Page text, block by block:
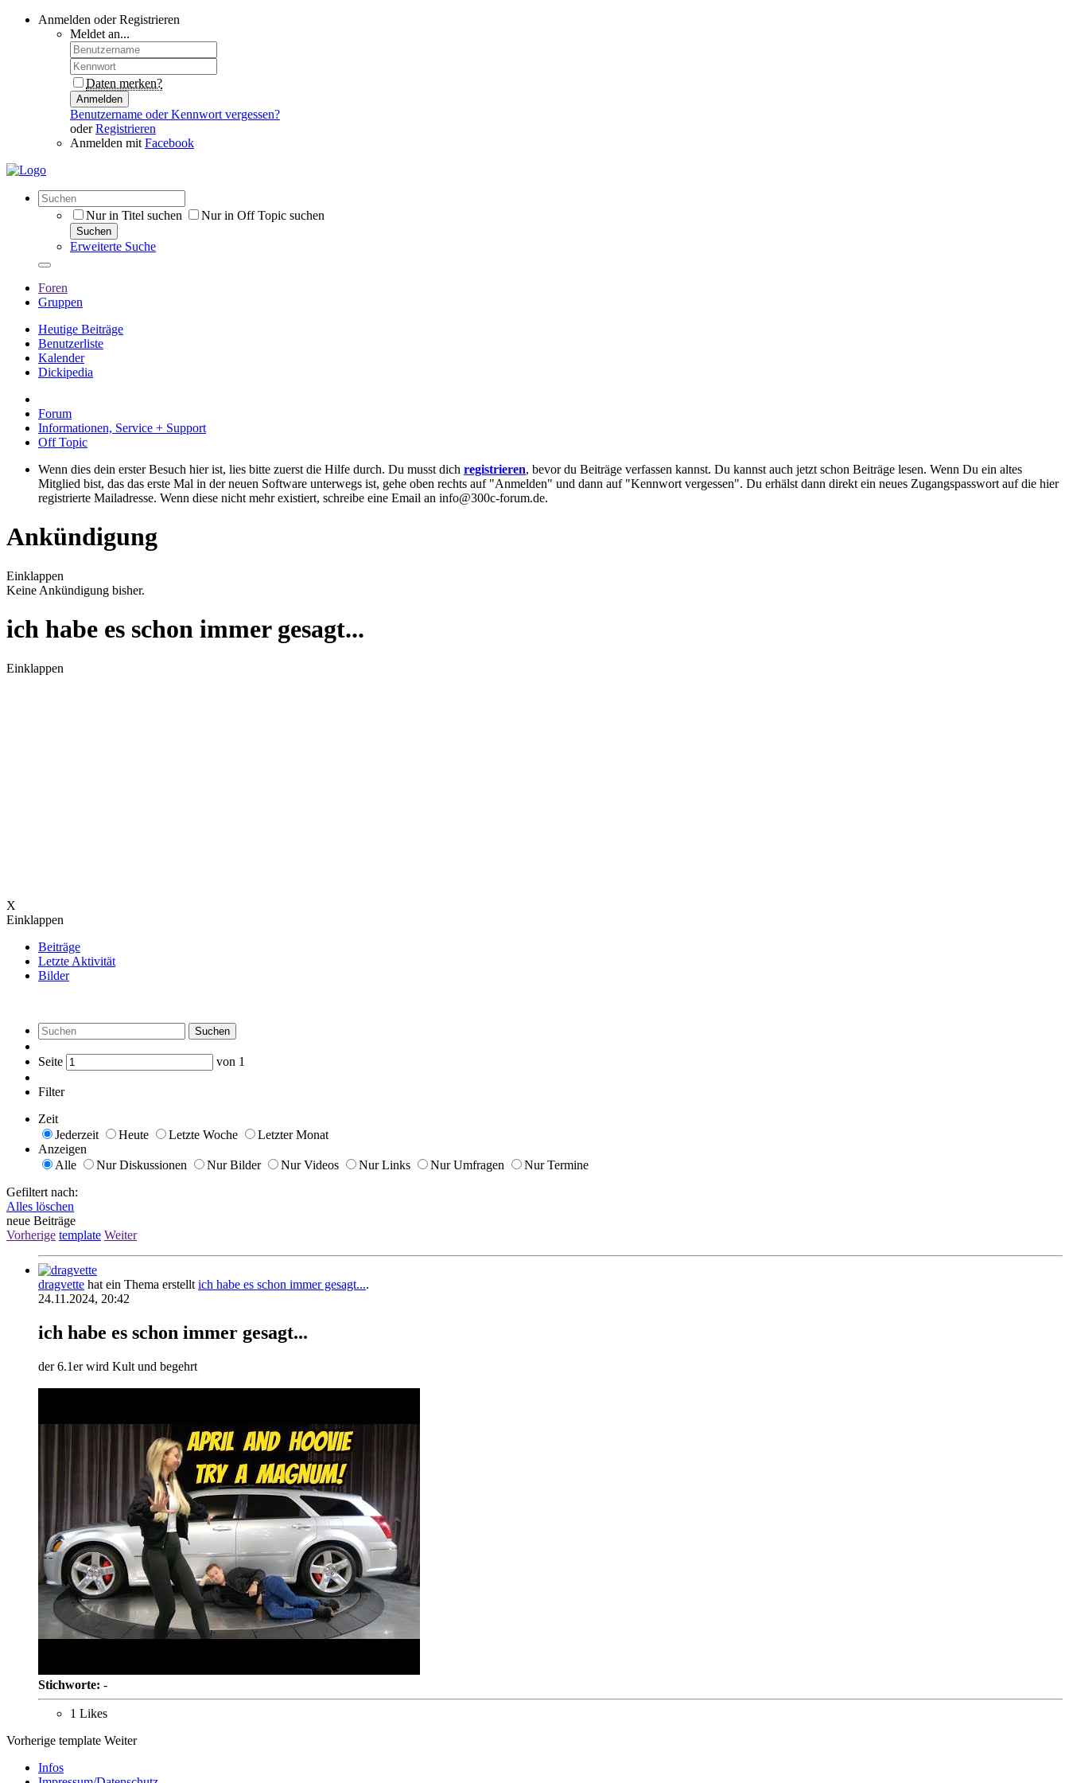
Anmelden oder Registrieren
Meldet an...
Daten merken?
Anmelden
Benutzername oder Kennwort vergessen?
oderRegistrieren
Anmelden mit Facebook
Nur in Titel suchen Nur in Off Topic suchen
Suchen
Erweiterte Suche
Foren
Gruppen
Heutige Beiträge
Benutzerliste
Kalender
Dickipedia
Forum
Informationen, Service + Support
Off Topic
Wenn dies dein erster Besuch hier ist, lies bitte zuerst die Hilfe durch. Du musst dich registrieren, bevor du Beiträge verfassen kannst. Du kannst auch jetzt schon Beiträge lesen. Wenn Du ein altes
Mitglied bist, das das erste Mal in der neuen Software unterwegs ist, gehe oben rechts auf "Anmelden" und dann auf "Kennwort vergessen". Du erhälst dann direkt ein neues Zugangspasswort auf die hier
registrierte Mailadresse. Wenn diese nicht mehr existiert, schreibe eine Email an info@300c-forum.de.
Ankündigung
Einklappen
Keine Ankündigung bisher.
ich habe es schon immer gesagt...
Einklappen
X
Einklappen
Beiträge
Letzte Aktivität
Bilder
Suchen
Seite von 1
Filter
Zeit
Jederzeit
Heute Letzte Woche
Letzter Monat
Anzeigen
Alle
Nur Diskussionen Nur Bilder Nur Videos Nur Links Nur Umfragen
Nur Termine
Gefiltert nach:
Alles löschen
neue Beiträge
Vorherige template Weiter
dragvette hat ein Thema erstellt ich habe es schon immer gesagt....
24.11.2024, 20:42
ich habe es schon immer gesagt...
der 6.1er wird Kult und begehrt
Stichworte: -
1 Likes
Vorherige template Weiter
Infos